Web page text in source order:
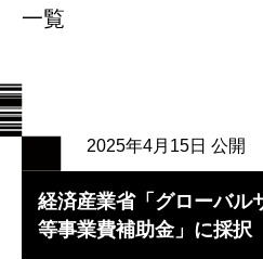
一覧
2025年4月15日 公開
経済産業省「グローバル
等事業費補助金」に採択